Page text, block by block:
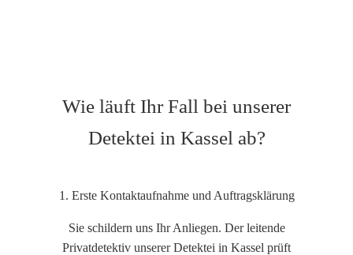
Wie läuft Ihr Fall bei unserer
Detektei in Kassel ab?
1. Erste Kontaktaufnahme und Auftragsklärung
Sie schildern uns Ihr Anliegen. Der leitende
Privatdetektiv unserer Detektei in Kassel prüft